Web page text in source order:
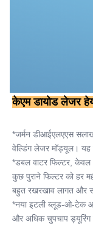
केएम डायोड लेजर
*जर्मन डीआईएलएएस
वेल्डिंग लेजर मॉड्यूल। यह
*डबल वाटर फिल्टर,
कुछ पुराने फिल्टर को हर
बहुत रखरखाव लागत और
*नया इटली ब्लूड-ओ-टेक
और अधिक चुपचाप ड्यूरिंग